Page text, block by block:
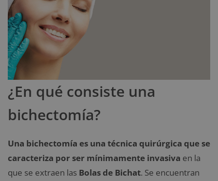
¿En qué consiste una
bichectomía?
Una bichectomía es una técnica quirúrgica que se
caracteriza por ser mínimamente invasiva en la
que se extraen las Bolas de Bichat. Se encuentran